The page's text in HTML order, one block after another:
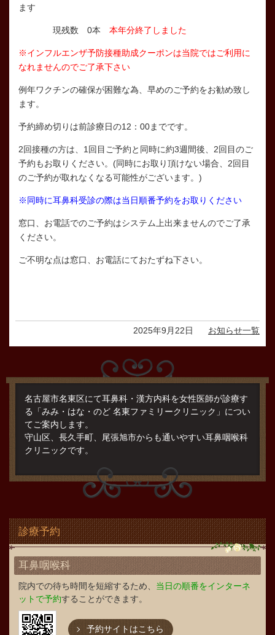
ます
現残数 0本 本年分終了しました
※インフルエンザ予防接種助成クーポンは当院ではご利用に
なれませんのでご了承下さい
例年ワクチンの確保が困難な為、早めのご予約をお勧め致し
ます。
予約締め切りは前診療日の12：00までです。
2回接種の方は、1回目ご予約と同時に約3週間後、2回目のご
予約もお取りください。(同時にお取り頂けない場合、2回目
のご予約が取れなくなる可能性がございます。)
※同時に耳鼻科受診の際は当日順番予約をお取りください
窓口、お電話でのご予約はシステム上出来ませんのでご了承
ください。
ご不明な点は窓口、お電話にておたずね下さい。
2025年9月22日 お知らせ一覧
名古屋市名東区にて耳鼻科・漢方内科を女性医師が診療す
る「みみ・はな・のど 名東ファミリークリニック」につい
てご案内します。
守山区、長久手町、尾張旭市からも通いやすい耳鼻咽喉科
クリニックです。
診療予約
耳鼻咽喉科
院内での待ち時間を短縮するため、 当日の順番をインターネ
ットで予約することができます。
予約サイトはこちら